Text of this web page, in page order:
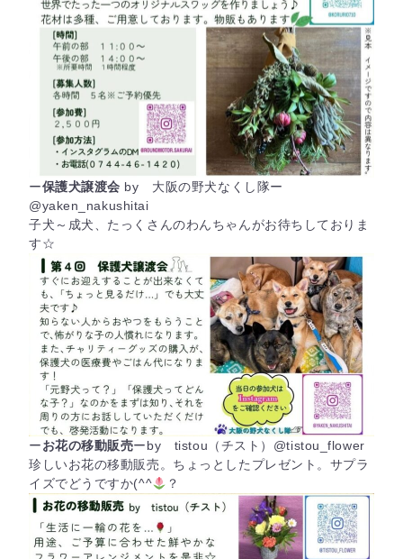
ー保護犬譲渡会 by 大阪の野犬なくし隊ー
@yaken_nakushitai
子犬～成犬、たっくさんのわんちゃんがお待ちしておりま
す☆
ーお花の移動販売ーby tistou（チスト）@tistou_flower
珍しいお花の移動販売。ちょっとしたプレゼント。サプラ
イズでどうですか(^^
？